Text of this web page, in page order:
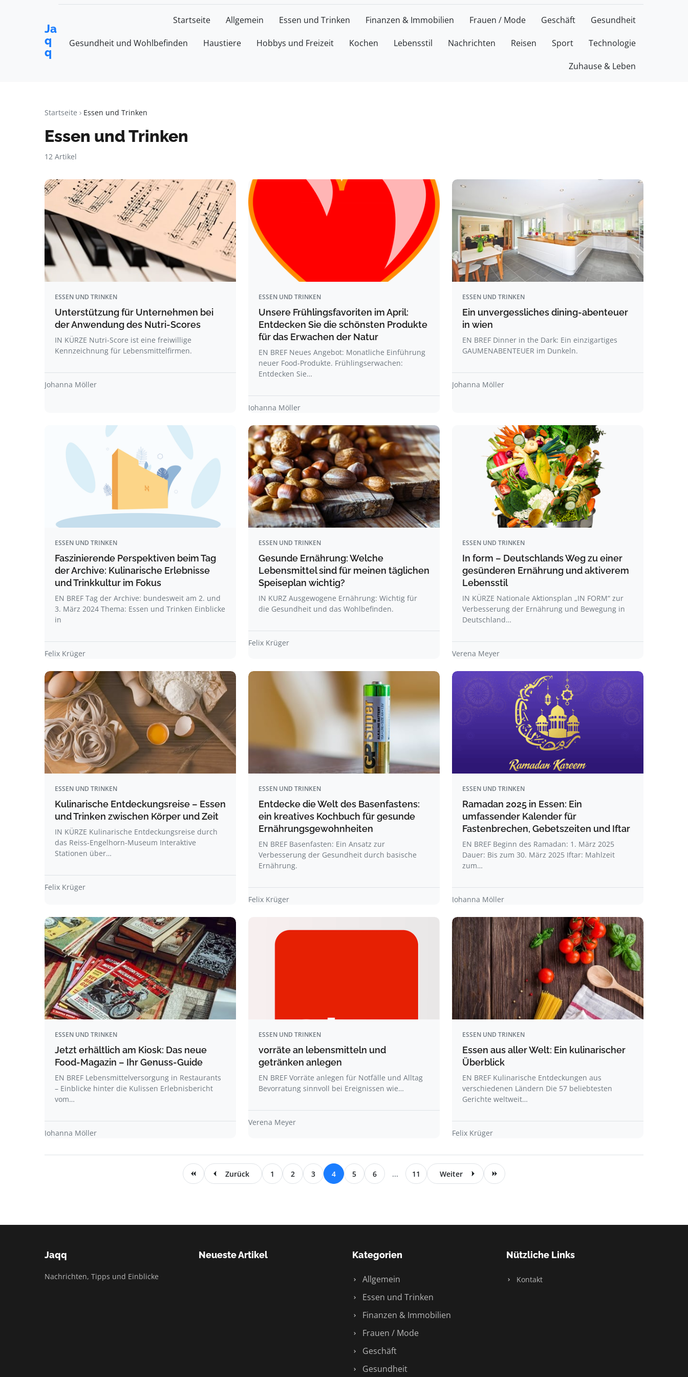
Ja
q
q
Startseite Allgemein Essen und Trinken Finanzen & Immobilien Frauen / Mode Geschäft Gesundheit
Gesundheit und Wohlbefinden Haustiere Hobbys und Freizeit Kochen Lebensstil Nachrichten Reisen Sport Technologie
Zuhause & Leben
Startseite Essen und Trinken
Essen und Trinken
12 Artikel
ESSEN UND TRINKEN
Unterstützung für Unternehmen bei
der Anwendung des Nutri-Scores
IN KÜRZE Nutri-Score ist eine freiwillige
Kennzeichnung für Lebensmittelfirmen.
Johanna Möller
ESSEN UND TRINKEN
Unsere Frühlingsfavoriten im April:
Entdecken Sie die schönsten Produkte
für das Erwachen der Natur
EN BREF Neues Angebot: Monatliche Einführung
neuer Food-Produkte. Frühlingserwachen:
Entdecken Sie…
Johanna Möller
ESSEN UND TRINKEN
Ein unvergessliches dining-abenteuer
in wien
EN BREF Dinner in the Dark: Ein einzigartiges
GAUMENABENTEUER im Dunkeln.
Johanna Möller
ESSEN UND TRINKEN
Faszinierende Perspektiven beim Tag
der Archive: Kulinarische Erlebnisse
und Trinkkultur im Fokus
EN BREF Tag der Archive: bundesweit am 2. und
3. März 2024 Thema: Essen und Trinken Einblicke
in
Felix Krüger
ESSEN UND TRINKEN
Gesunde Ernährung: Welche
Lebensmittel sind für meinen täglichen
Speiseplan wichtig?
IN KURZ Ausgewogene Ernährung: Wichtig für
die Gesundheit und das Wohlbefinden.
Felix Krüger
ESSEN UND TRINKEN
In form – Deutschlands Weg zu einer
gesünderen Ernährung und aktiverem
Lebensstil
IN KÜRZE Nationale Aktionsplan „IN FORM“ zur
Verbesserung der Ernährung und Bewegung in
Deutschland…
Verena Meyer
ESSEN UND TRINKEN
Kulinarische Entdeckungsreise – Essen
und Trinken zwischen Körper und Zeit
IN KÜRZE Kulinarische Entdeckungsreise durch
das Reiss-Engelhorn-Museum Interaktive
Stationen über…
Felix Krüger
ESSEN UND TRINKEN
Entdecke die Welt des Basenfastens:
ein kreatives Kochbuch für gesunde
Ernährungsgewohnheiten
EN BREF Basenfasten: Ein Ansatz zur
Verbesserung der Gesundheit durch basische
Ernährung.
Felix Krüger
ESSEN UND TRINKEN
Ramadan 2025 in Essen: Ein
umfassender Kalender für
Fastenbrechen, Gebetszeiten und Iftar
EN BREF Beginn des Ramadan: 1. März 2025
Dauer: Bis zum 30. März 2025 Iftar: Mahlzeit
zum…
Johanna Möller
ESSEN UND TRINKEN
Jetzt erhältlich am Kiosk: Das neue
Food-Magazin – Ihr Genuss-Guide
EN BREF Lebensmittelversorgung in Restaurants
– Einblicke hinter die Kulissen Erlebnisbericht
vom…
Johanna Möller
ESSEN UND TRINKEN
vorräte an lebensmitteln und
getränken anlegen
EN BREF Vorräte anlegen für Notfälle und Alltag
Bevorratung sinnvoll bei Ereignissen wie…
Verena Meyer
ESSEN UND TRINKEN
Essen aus aller Welt: Ein kulinarischer
Überblick
EN BREF Kulinarische Entdeckungen aus
verschiedenen Ländern Die 57 beliebtesten
Gerichte weltweit…
Felix Krüger
Zurück 1 2 3 4 5 6 ... 11 Weiter
Jaqq
Nachrichten, Tipps und Einblicke
Neueste Artikel Kategorien
Allgemein
Essen und Trinken
Finanzen & Immobilien
Frauen / Mode
Geschäft
Gesundheit
Nützliche Links
Kontakt